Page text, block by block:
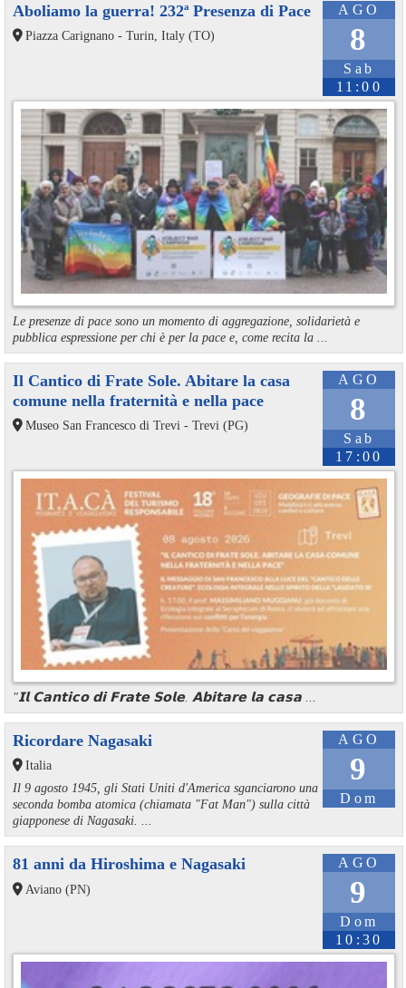
AGO
8
Sab
11:00
Aboliamo la guerra! 232ª Presenza di Pace
Piazza Carignano - Turin, Italy (TO)
Le presenze di pace sono un momento di aggregazione, solidarietà e
pubblica espressione per chi è per la pace e, come recita la ...
AGO
8
Sab
17:00
Il Cantico di Frate Sole. Abitare la casa
comune nella fraternità e nella pace
Museo San Francesco di Trevi - Trevi (PG)
"𝗜𝗹 𝗖𝗮𝗻𝘁𝗶𝗰𝗼 𝗱𝗶 𝗙𝗿𝗮𝘁𝗲 𝗦𝗼𝗹𝗲. 𝗔𝗯𝗶𝘁𝗮𝗿𝗲 𝗹𝗮 𝗰𝗮𝘀𝗮 ...
AGO
9
Dom
Ricordare Nagasaki
Italia
Il 9 agosto 1945, gli Stati Uniti d'America sganciarono una
seconda bomba atomica (chiamata "Fat Man") sulla città
giapponese di Nagasaki. ...
AGO
9
Dom
10:30
81 anni da Hiroshima e Nagasaki
Aviano (PN)